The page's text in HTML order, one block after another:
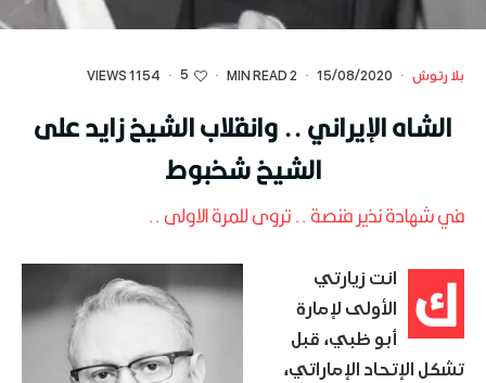
بلا رتوش ·
15/08/2020
·
2 MIN READ
·
5
·
1154 VIEWS
الشاه الإيراني .. وانقلاب الشيخ زايد على
الشيخ شخبوط
في شهادة نذير فنصة .. تروى للمرة الاولى ..
ك
انت زيارتي
الأولى لإمارة
أبو ظبي، قبل
تشكل الإتحاد الإماراتي،